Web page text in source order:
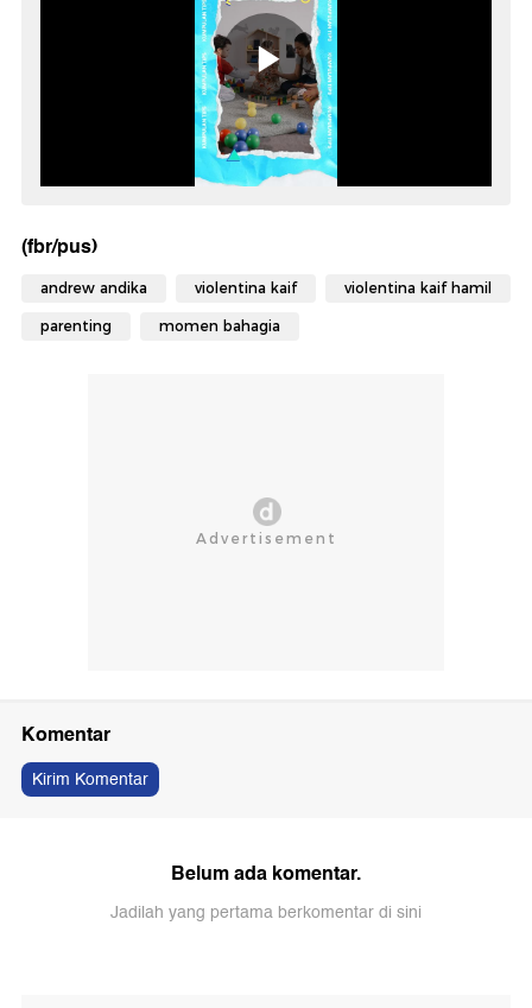
(fbr/pus)
andrew andika violentina kaif violentina kaif hamil
parenting momen bahagia
Komentar
Kirim Komentar
Belum ada komentar.
Jadilah yang pertama berkomentar di sini